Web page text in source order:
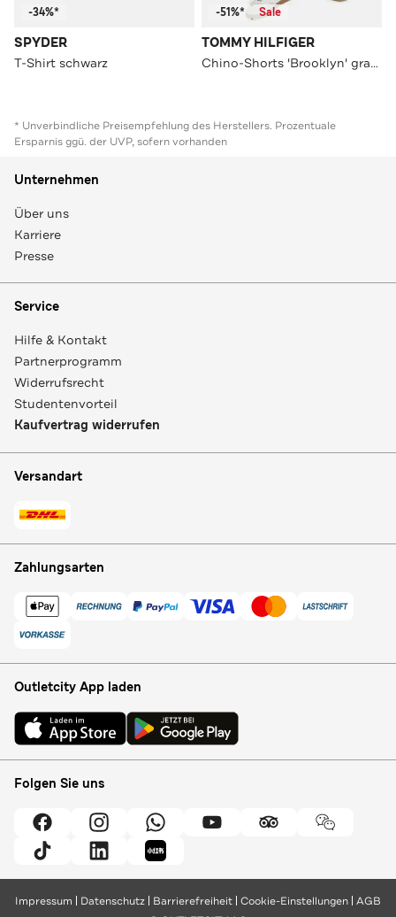
-34%*
SPYDER
T-Shirt schwarz
-51%* Sale
TOMMY HILFIGER
Chino-Shorts 'Brooklyn' graublau
* Unverbindliche Preisempfehlung des Herstellers. Prozentuale
Ersparnis ggü. der UVP, sofern vorhanden
Unternehmen
Über uns
Karriere
Presse
Service
Hilfe & Kontakt
Partnerprogramm
Widerrufsrecht
Studentenvorteil
Kaufvertrag widerrufen
Versandart
Zahlungsarten
Outletcity App laden
Folgen Sie uns
Impressum Datenschutz Barrierefreiheit Cookie-Einstellungen AGB